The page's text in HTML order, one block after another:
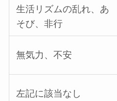
生活リズムの乱れ、あ
そび、非行
無気力、不安
左記に該当なし